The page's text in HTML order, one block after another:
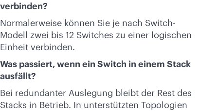
verbinden?
Normalerweise können Sie je nach Switch-
Modell zwei bis 12 Switches zu einer logischen
Einheit verbinden.
Was passiert, wenn ein Switch in einem Stack
ausfällt?
Bei redundanter Auslegung bleibt der Rest des
Stacks in Betrieb. In unterstützten Topologien